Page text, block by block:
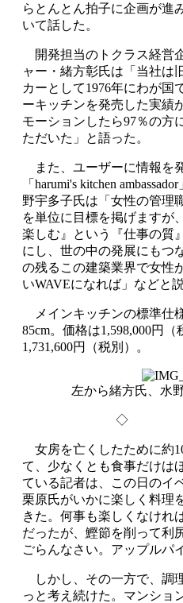
らとんとん拍子に企画が進
いて話した。
開発担当のトクラス経営
ャー・緒方彰氏は「当社は
カーとして1976年にわが国
ーキッチンを発売した実績
モーションしたら97％の方
ただいた」と語った。
また、ユーザーに情報を
「harumi's kitchen
野宇多子氏は「女性の管理
を単位に目標を掲げますが
楽しむ』という『仕事の質
にし、世の中の発展にもつ
の残るこの建築業界で女性
いWAVEになれば」などと
メインキッチンの標準仕
85cm。価格は1,598,000円
1,731,600円（税別）。
左から緒方氏、水
◇
女房を亡くしたために約
て、少なくとも食事だけは
ている記者は、この日のイ
栗原氏がいかに楽しく料理
きた。何事も楽しくなけれ
だったが、鰹節を削って利
ごらんなさい。アップルパ
しかし、その一方で、調
っと考え続けた。マンショ